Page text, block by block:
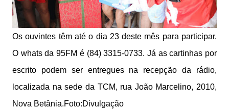
Os ouvintes têm até o dia 23 deste mês para participar.
O whats da 95FM é (84) 3315-0733. Já as cartinhas por
escrito podem ser entregues na recepção da rádio,
localizada na sede da TCM, rua João Marcelino, 2010,
Nova Betânia.Foto:Divulgação